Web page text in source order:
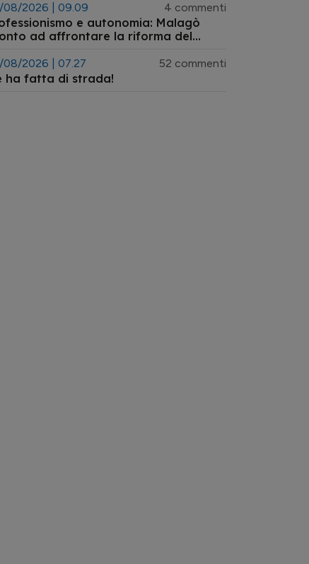
08/2026 | 09.09 4 commenti
e autonomia: Malagò
ad affrontare la riforma del
08/2026 | 07.27 52 commenti
ha fatta di strada!